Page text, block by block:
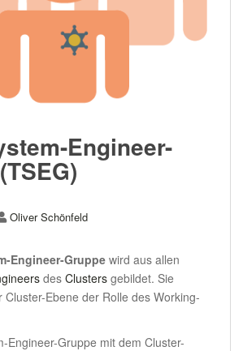
Engineer-
Oliver Schönfeld
Engineer-Gruppe wird aus allen
des Clusters gebildet. Sie
Ebene der Rolle des Working-
Engineer-Gruppe mit dem Cluster-